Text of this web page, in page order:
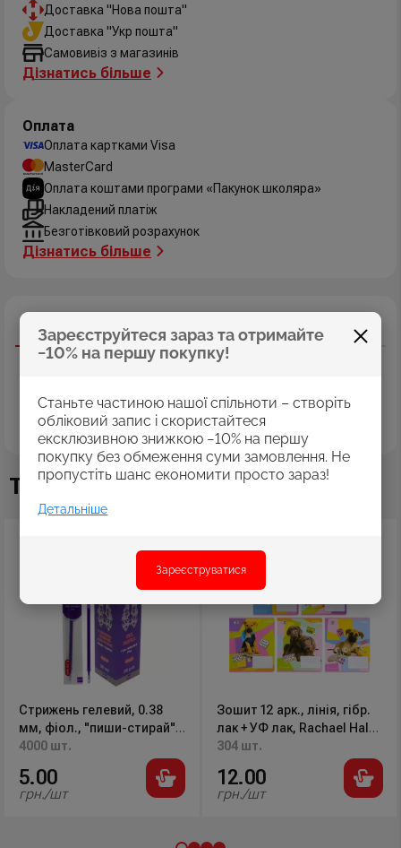
Зареєструйтеся зараз та отримайте
−10% на першу покупку!
Станьте частиною нашої спільноти – створіть
обліковий запис і скористайтеся
ексклюзивною знижкою −10% на першу
покупку без обмеження суми замовлення. Не
пропустіть шанс економити просто зараз!
Детальніше
Зареєструватися
Опис Характеристики
Як побудувати свій вдалий день; як сформувати корисні
мотиваційний щоденник — і знайдеш перевірені на практиці
челенджі, що допоможуть тобі зібратися докупи й досягти
всього, про що мрієш!
Доставка "Нова пошта"
Доставка "Укр пошта"
Самовивіз з магазинів
Дізнатись більше
Оплата
Оплата картками Visa
MasterCard
Оплата коштами програми «Пакунок школяра»
Накладений платіж
Безготівковий розрахунок
Дізнатись більше
Також купують
Стрижень гелевий, 0.38
мм, фіол., "пиши-стирай",
347-07N, Norma
4000 шт.
5.00
грн./шт
Зошит 12 арк., лінія, гібр.
лак + УФ лак, Rachael Hale
R22-234 Kite
304 шт.
12.00
грн./шт